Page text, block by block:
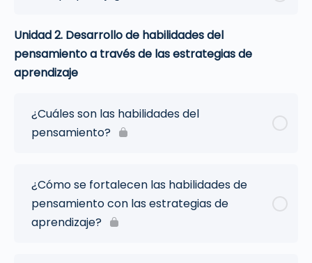
Unidad 2. Desarrollo de habilidades del
pensamiento a través de las estrategias de
aprendizaje
¿Cuáles son las habilidades del
pensamiento?
¿Cómo se fortalecen las habilidades de
pensamiento con las estrategias de
aprendizaje?